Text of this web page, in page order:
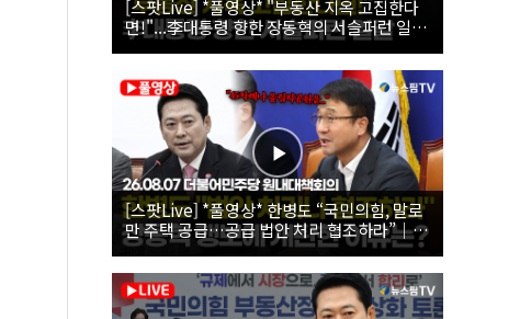
[스팟Live] *풀영상* "부동산 지옥 고집한다
면!"...李대통령 향한 장동혁의 서슬퍼런 일갈
| 26.08.07 국민의힘 부동산정책 정상화 특별
위원회 전체회의
[스팟Live] *풀영상* 한병도 “국민의힘, 말로
만 주택 공급…공급 법안 처리 협조하라”｜
26.08.07 더불어민주당 원내대책회의